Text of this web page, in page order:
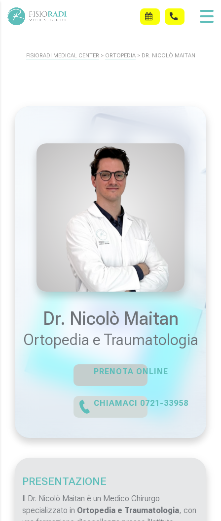
FISIORADI MEDICAL CENTER > ORTOPEDIA> DR. NICOLÒ MAITAN
Dr. Nicolò Maitan
Ortopedia e Traumatologia
PRENOTA ONLINE
CHIAMACI 0721-33958
PRESENTAZIONE
Il Dr. Nicolò Maitan è un Medico Chirurgo
specializzato in Ortopedia e Traumatologia, con